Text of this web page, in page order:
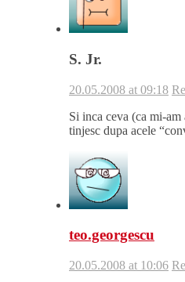
S. Jr.
20.05.2008 at 09:18
Si inca ceva (ca mi-
tinjesc dupa acele
teo.georgescu
20.05.2008 at 10:06